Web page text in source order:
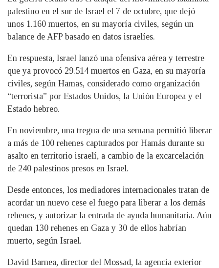
palestino en el sur de Israel el 7 de octubre, que dejó
unos 1.160 muertos, en su mayoría civiles, según un
balance de AFP basado en datos israelíes.
En respuesta, Israel lanzó una ofensiva aérea y terrestre
que ya provocó 29.514 muertos en Gaza, en su mayoría
civiles, según Hamas, considerado como organización
“terrorista” por Estados Unidos, la Unión Europea y el
Estado hebreo.
En noviembre, una tregua de una semana permitió liberar
a más de 100 rehenes capturados por Hamás durante su
asalto en territorio israelí, a cambio de la excarcelación
de 240 palestinos presos en Israel.
Desde entonces, los mediadores internacionales tratan de
acordar un nuevo cese el fuego para liberar a los demás
rehenes, y autorizar la entrada de ayuda humanitaria. Aún
quedan 130 rehenes en Gaza y 30 de ellos habrían
muerto, según Israel.
David Barnea, director del Mossad, la agencia exterior